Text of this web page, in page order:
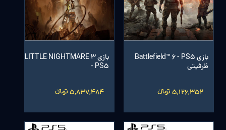
بازی Battlefield™ 6 - PS5
ظرفیتی
5,126,352 تومانءءء
بازی LITTLE NIGHTMARE 3
- PS5
5,837,484 تومانءءء